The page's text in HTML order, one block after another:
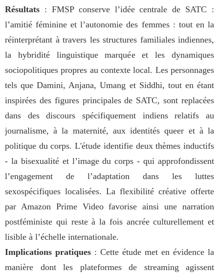
Résultats : FMSP conserve l’idée centrale de SATC :
l’amitié féminine et l’autonomie des femmes : tout en la
réinterprétant à travers les structures familiales indiennes,
la hybridité linguistique marquée et les dynamiques
sociopolitiques propres au contexte local. Les personnages
tels que Damini, Anjana, Umang et Siddhi, tout en étant
inspirées des figures principales de SATC, sont replacées
dans des discours spécifiquement indiens relatifs au
journalisme, à la maternité, aux identités queer et à la
politique du corps. L'étude identifie deux thèmes inductifs
- la bisexualité et l’image du corps - qui approfondissent
l’engagement de l’adaptation dans les luttes
sexospécifiques localisées. La flexibilité créative offerte
par Amazon Prime Video favorise ainsi une narration
postféministe qui reste à la fois ancrée culturellement et
lisible à l’échelle internationale.
Implications pratiques : Cette étude met en évidence la
manière dont les plateformes de streaming agissent